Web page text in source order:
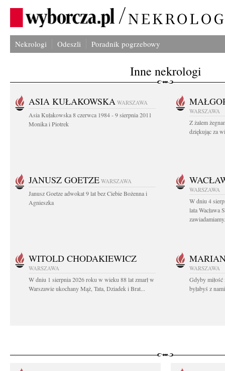
Nekrologi Odeszli Poradnik pogrzebowy
Inne nekrologi
ASIA KUŁAKOWSKA WARSZAWA
Asia Kułakowska 8 czerwca 1984 - 9 sierpnia 2011
Monika i Piotrek
WARSZAWA
Z żalem
dziękując za
JANUSZ GOETZE WARSZAWA
Janusz Goetze adwokat 9 lat bez Ciebie Bożenna i
Agnieszka
WARSZAWA
W dniu 4
lata Wacława
WITOLD CHODAKIEWICZ
WARSZAWA
W dniu 1 sierpnia 2026 roku w wieku 88 lat zmarł w
Warszawie ukochany Mąż, Tata, Dziadek i Brat...
WARSZAWA
Gdyby miłość
byłabyś z